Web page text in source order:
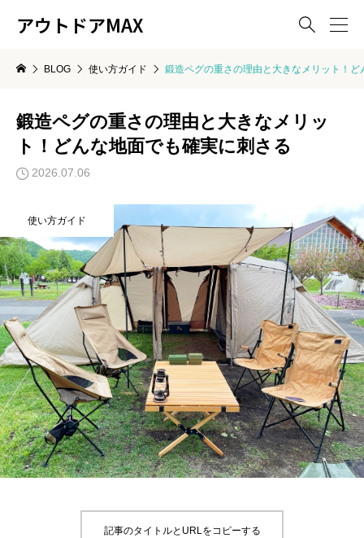
アウトドアMAX 
BLOG 使い方ガイド 鍛造ペグの重さの理由と大きなメリット！
鍛造ペグの重さの理由と大きなメリッ
ト！どんな地面でも確実に刺さる
2026.07.06
使い方ガイド
記事のタイトルとURLをコピーする